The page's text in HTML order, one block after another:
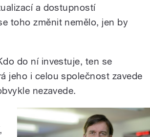
a dostupností
toho změnit nemělo, jen by
do ní investuje, ten se
jeho i celou společnost zavede
nezavede.